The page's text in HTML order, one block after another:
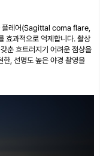
플레어(Sagittal coma flare,
효과적으로 억제합니다. 촬상
춘 흐트러지기 어려운 점상을
한, 선명도 높은 야경 촬영을